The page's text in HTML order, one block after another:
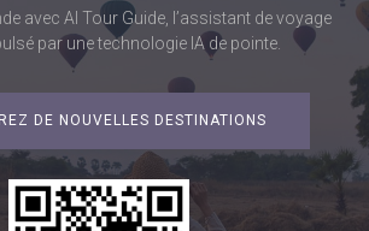
avec AI Tour Guide, l’assistant de voyage
par une technologie IA de pointe.
DE NOUVELLES DESTINATIONS